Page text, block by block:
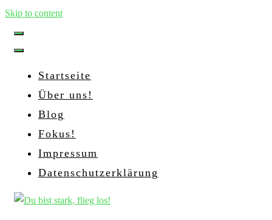
Skip to content
Startseite
Über uns!
Blog
Fokus!
Impressum
Datenschutzerklärung